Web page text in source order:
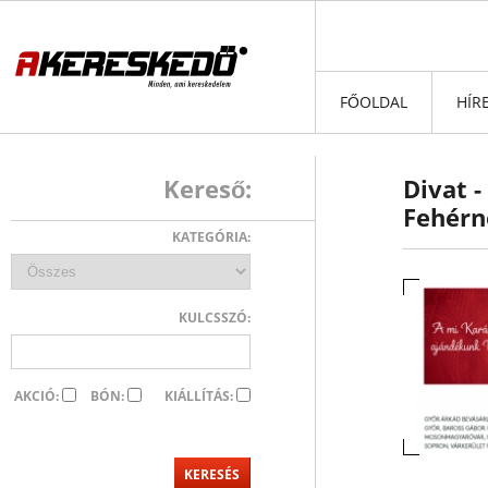
FŐOLDAL
Divat
Kereső:
KATEGÓRIA:
KULCSSZÓ:
AKCIÓ: BÓN: KIÁLLÍTÁS: